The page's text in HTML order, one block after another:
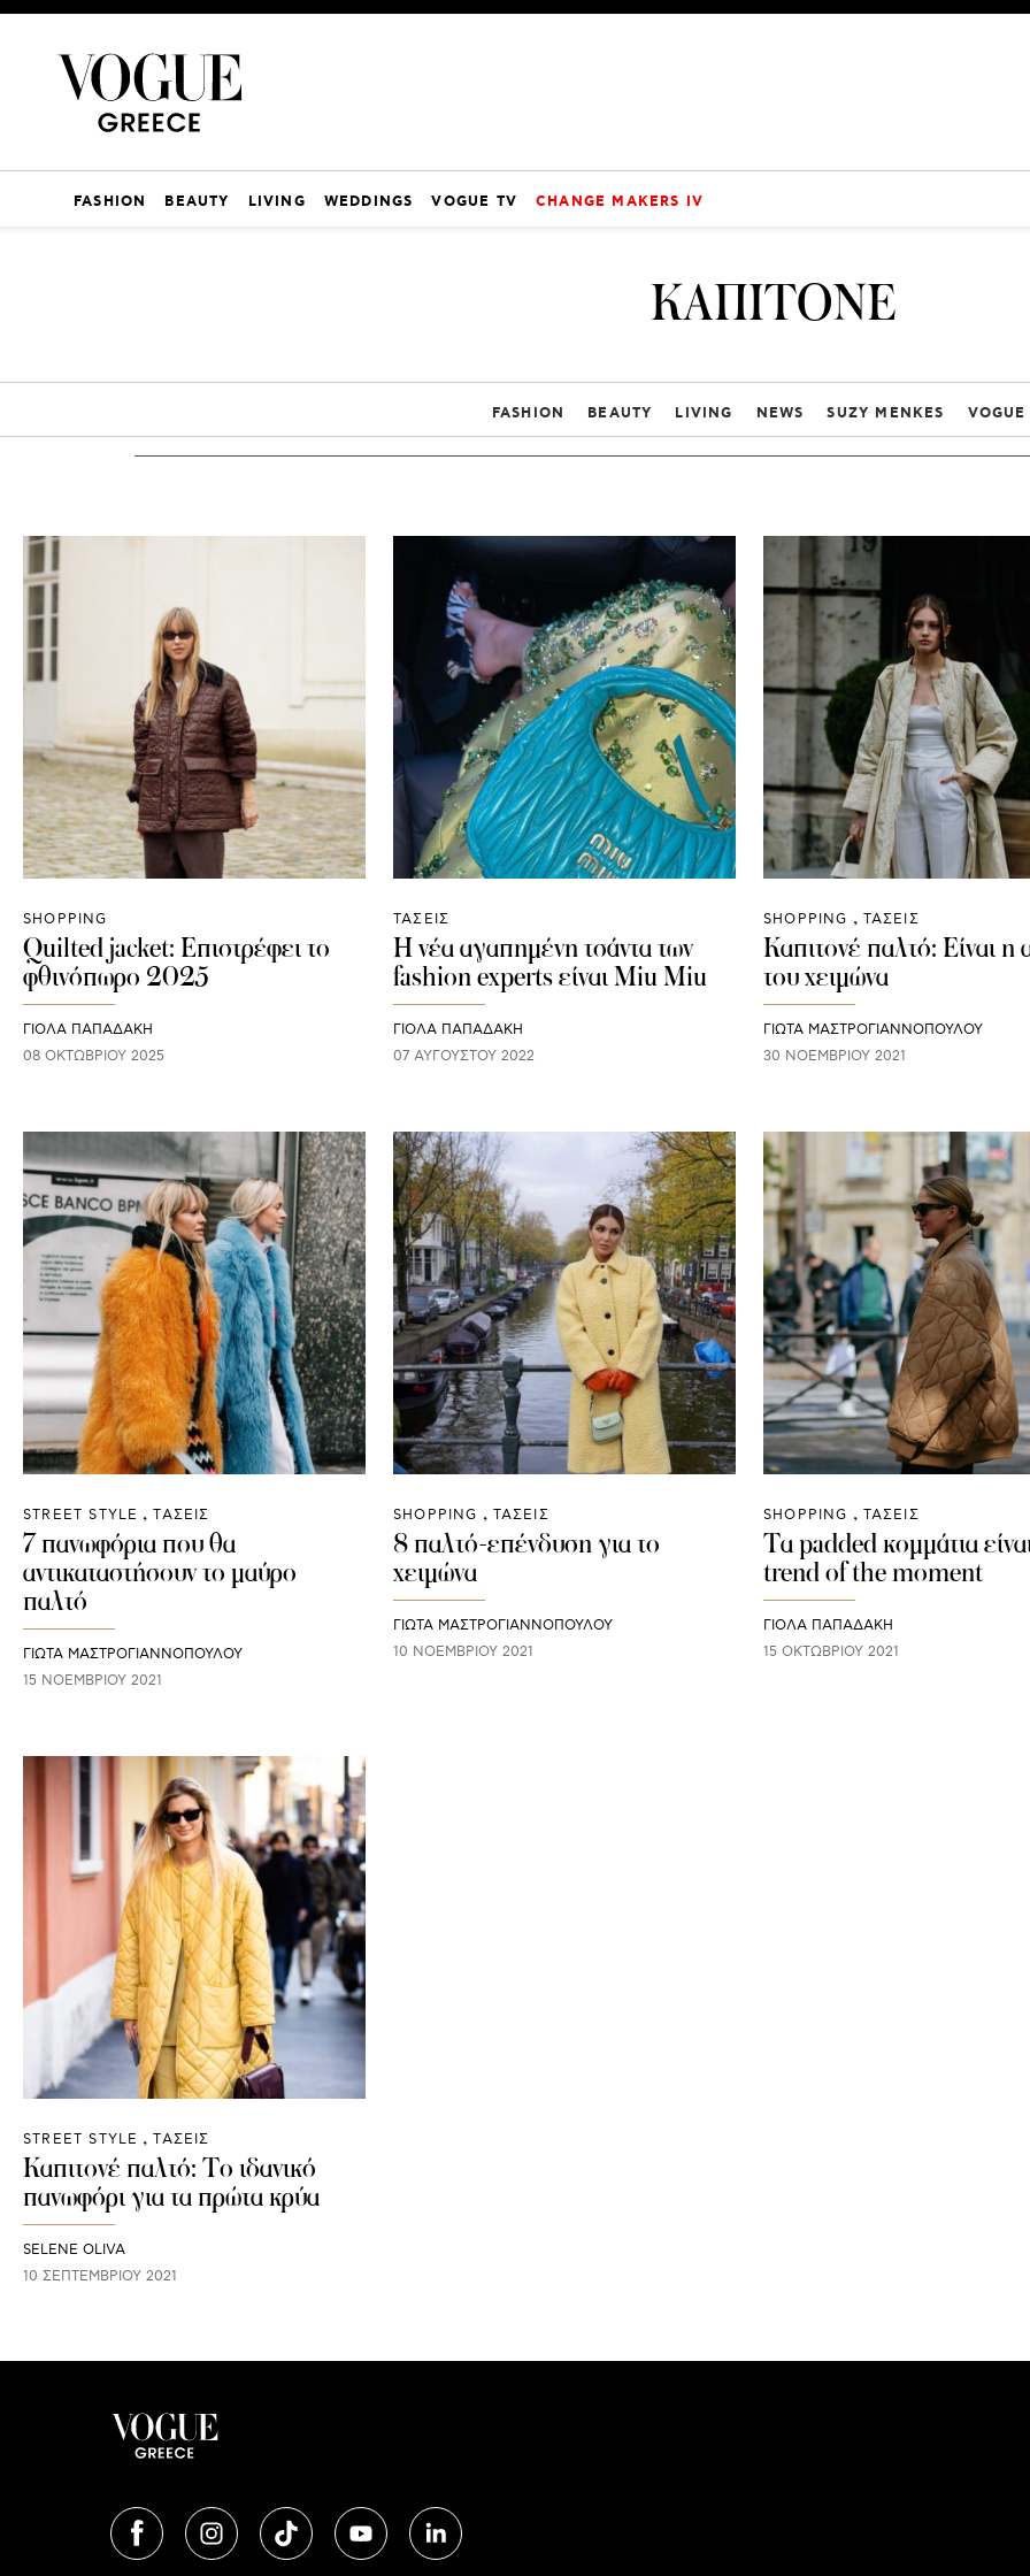
FASHION BEAUTY LIVING WEDDINGS VOGUE TV CHANGE MAKERS IV
ΚΑΠΙΤΟΝΕ
FASHION BEAUTY LIVING NEWS SUZY MENKES
SHOPPING
Quilted jacket: Επιστρέφει το
φθινόπωρο 2025
ΓΙΌΛΑ ΠΑΠΑΔΆΚΗ
08 ΟΚΤΩΒΡΊΟΥ 2025
ΤΑΣΕΙΣ
Η νέα αγαπημένη τσάντα των
fashion experts είναι Miu Miu
ΓΙΌΛΑ ΠΑΠΑΔΆΚΗ
07 ΑΥΓΟΎΣΤΟΥ 2022
SHOPPING ΤΑΣΕΙΣ
Καπιτονέ παλτό: Είναι η
του χειμώνα
ΓΙΩΤΑ ΜΑΣΤΡΟΓΙΑΝΝΟΠΟΥΛΟΥ
30 ΝΟΕΜΒΡΊΟΥ 2021
STREET STYLE ΤΑΣΕΙΣ
7 πανωφόρια που θα
αντικαταστήσουν το μαύρο
παλτό
ΓΙΩΤΑ ΜΑΣΤΡΟΓΙΑΝΝΟΠΟΥΛΟΥ
15 ΝΟΕΜΒΡΊΟΥ 2021
SHOPPING ΤΑΣΕΙΣ
8 παλτό-επένδυση για το
χειμώνα
ΓΙΩΤΑ ΜΑΣΤΡΟΓΙΑΝΝΟΠΟΥΛΟΥ
10 ΝΟΕΜΒΡΊΟΥ 2021
SHOPPING ΤΑΣΕΙΣ
Τα padded κομμάτια
trend of the moment
ΓΙΌΛΑ ΠΑΠΑΔΆΚΗ
15 ΟΚΤΩΒΡΊΟΥ 2021
STREET STYLE ΤΑΣΕΙΣ
Καπιτονέ παλτό: Το ιδανικό
πανωφόρι για τα πρώτα κρύα
SELENE OLIVA
10 ΣΕΠΤΕΜΒΡΊΟΥ 2021